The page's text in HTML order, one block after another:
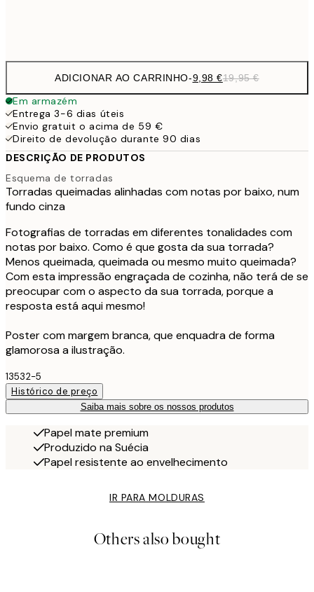
ADICIONAR AO CARRINHO-9,98 €19,95 €
Em armazém
Entrega 3-6 dias úteis
Envio gratuit o acima de 59 €
Direito de devolução durante 90 dias
DESCRIÇÃO DE PRODUTOS
Esquema de torradas
Torradas queimadas alinhadas com notas por baixo, num
fundo cinza
Fotografias de torradas em diferentes tonalidades com
notas por baixo. Como é que gosta da sua torrada?
Menos queimada, queimada ou mesmo muito queimada?
Com esta impressão engraçada de cozinha, não terá de se
preocupar com o aspecto da sua torrada, porque a
resposta está aqui mesmo!
Poster com margem branca, que enquadra de forma
glamorosa a ilustração.
13532-5
Histórico de preço
Saiba mais sobre os nossos produtos
Papel mate premium
Produzido na Suécia
Papel resistente ao envelhecimento
IR PARA MOLDURAS
Others also bought